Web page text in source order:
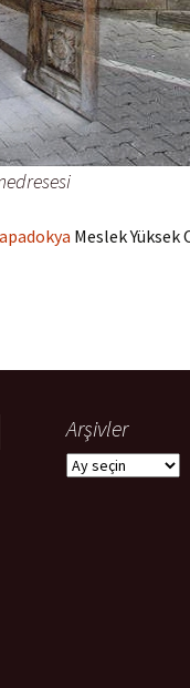
Meslek
Arşivler
Arşivler